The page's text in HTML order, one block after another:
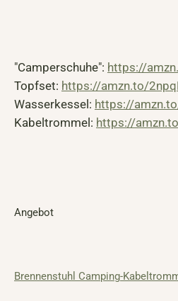
"Camperschuhe": https://
Topfset: https://amzn.to/
Wasserkessel: https://
Kabeltrommel: https://
Angebot
Brennenstuhl Camping-